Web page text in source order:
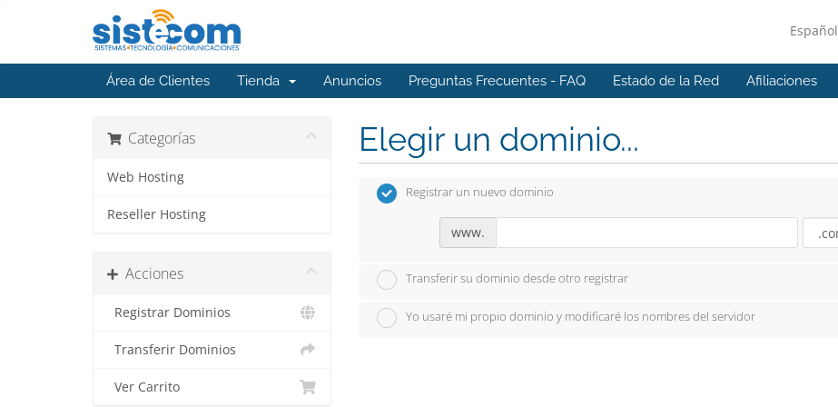
Español
Área de Clientes Tienda Anuncios Preguntas Frecuentes - FAQ Estado de la Red Afiliaciones
Categorías
Web Hosting
Reseller Hosting
Acciones
Registrar Dominios
Transferir Dominios
Ver Carrito
Elegir un dominio...
Registrar un nuevo dominio
www.
Transferir su dominio desde otro registrar
Yo usaré mi propio dominio y modificaré los nombres del servidor